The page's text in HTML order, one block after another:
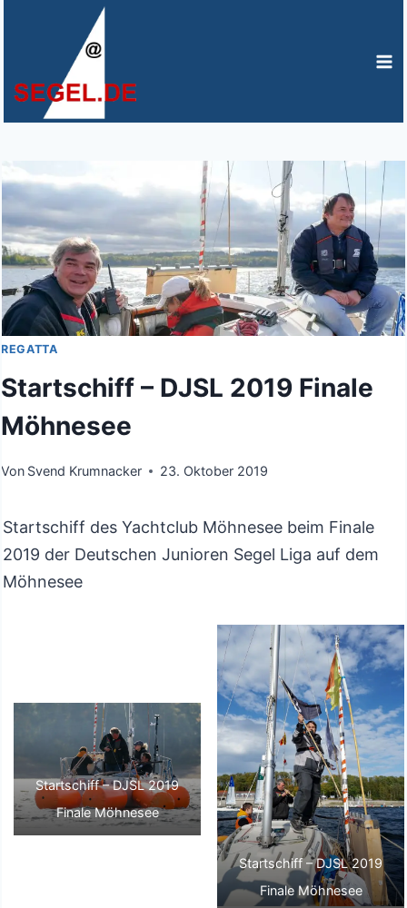
springen
REGATTA
Startschiff – DJSL 2019 Finale
Möhnesee
Von Svend Krumnacker 23. Oktober 2019
Startschiff des Yachtclub Möhnesee beim Finale
2019 der Deutschen Junioren Segel Liga auf dem
Möhnesee
Startschiff – DJSL 2019
Finale Möhnesee
Startschiff – DJSL 2019
Finale Möhnesee